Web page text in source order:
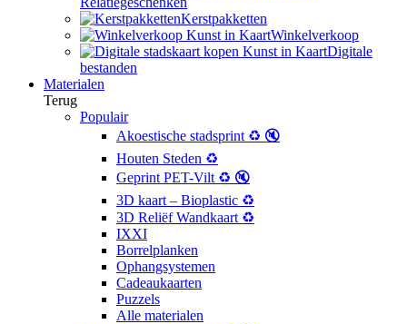
Kerstpakketten
Winkelverkoop
Digitale
bestanden
Materialen
Terug
Populair
Akoestische stadsprint ♻️ 🔇
Houten Steden ♻️
Geprint PET-Vilt ♻️ 🔇
3D kaart – Bioplastic ♻️
3D Reliëf Wandkaart ♻️
IXXI
Borrelplanken
Ophangsystemen
Cadeaukaarten
Puzzels
Alle materialen